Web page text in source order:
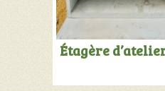
Étagère